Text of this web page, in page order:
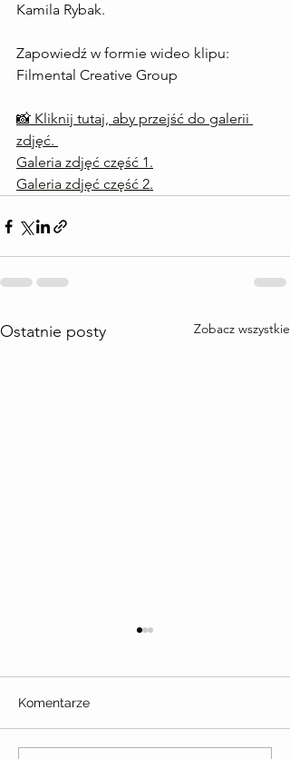
Kamila Rybak.
Zapowiedź w formie wideo klipu:
Filmental Creative Group
📸 Kliknij tutaj, aby przejść do galerii
zdjęć.
Galeria zdjęć część 1.
Galeria zdjęć część 2.
Ostatnie posty Zobacz wszystkie
Komentarze